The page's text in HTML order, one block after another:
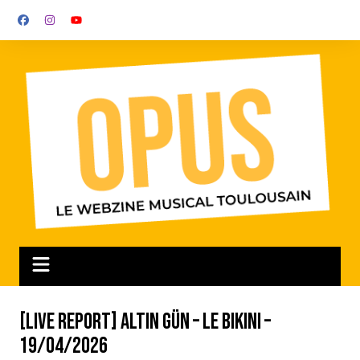
[LIVE REPORT] Altin Gün – Le Bikini –
19/04/2026